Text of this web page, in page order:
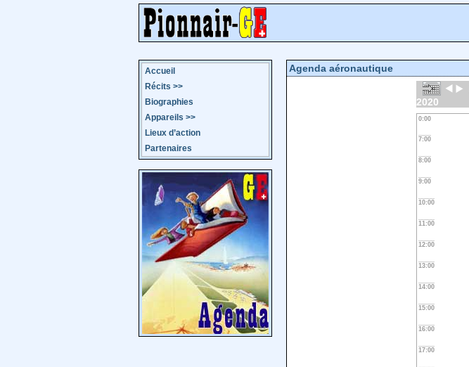
Accueil
Récits >>
Biographies
Appareils >>
Lieux d’action
Partenaires
Agenda aéronautique
2020
0:00
7:00
8:00
9:00
10:00
11:00
12:00
13:00
14:00
15:00
16:00
17:00